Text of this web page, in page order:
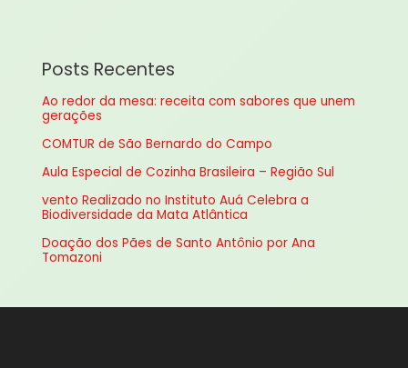
i
s
p
o
:
Posts Recentes
Ao redor da mesa: receita com sabores que unem
gerações
COMTUR de São Bernardo do Campo
Aula Especial de Cozinha Brasileira – Região Sul
vento Realizado no Instituto Auá Celebra a
Biodiversidade da Mata Atlântica
Doação dos Pães de Santo Antônio por Ana
Tomazoni